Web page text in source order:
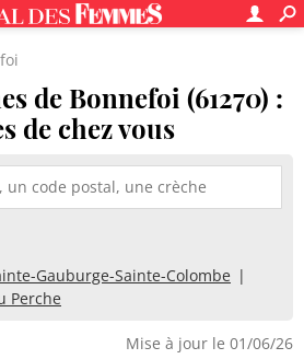
de Bonnefoi (61270) :
de chez vous
Gauburge-Sainte-Colombe
Perche
Mise à jour le 01/06/26